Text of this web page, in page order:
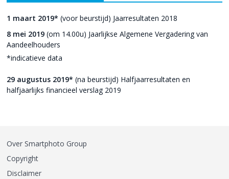
1 maart 2019* (voor beurstijd) Jaarresultaten 2018
8 mei 2019 (om 14.00u) Jaarlijkse Algemene Vergadering van
Aandeelhouders
*indicatieve data
29 augustus 2019* (na beurstijd) Halfjaarresultaten en
halfjaarlijks financieel verslag 2019
Over Smartphoto Group
Copyright
Disclaimer